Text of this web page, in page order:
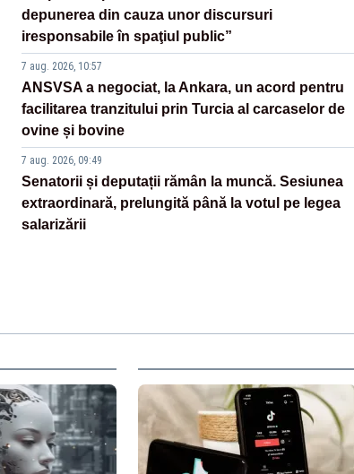
depunerea din cauza unor discursuri
iresponsabile în spaţiul public”
7 aug. 2026, 10:57
ANSVSA a negociat, la Ankara, un acord pentru
facilitarea tranzitului prin Turcia al carcaselor de
ovine și bovine
7 aug. 2026, 09:49
Senatorii și deputații rămân la muncă. Sesiunea
extraordinară, prelungită până la votul pe legea
salarizării